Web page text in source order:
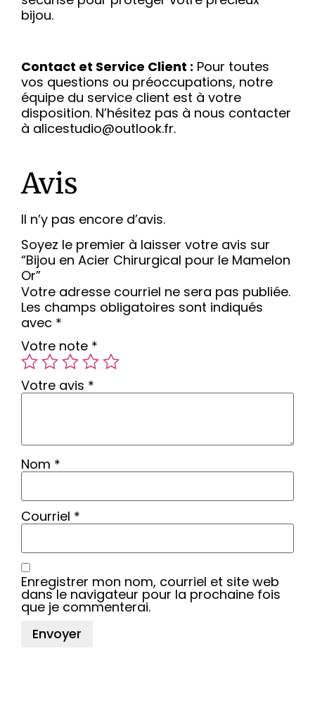
bijou.
Contact et Service Client : Pour toutes
vos questions ou préoccupations, notre
équipe du service client est à votre
disposition. N’hésitez pas à nous contacter
à alicestudio@outlook.fr.
Avis
Il n’y pas encore d’avis.
Soyez le premier à laisser votre avis sur
“Bijou en Acier Chirurgical pour le Mamelon
Or”
Votre adresse courriel ne sera pas publiée.
Les champs obligatoires sont indiqués
avec *
Votre note *
Votre avis *
Nom *
Courriel *
Enregistrer mon nom, courriel et site web
dans le navigateur pour la prochaine fois
que je commenterai.